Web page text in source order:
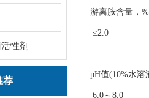
性剂
荐
游离胺含量，%
≤2.0
pH值(10%水溶
6.0～8.0